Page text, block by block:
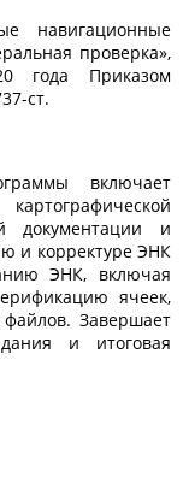
навигационные
проверка»,
года Приказом
ст.
включает
документации и
и корректуре ЭНК
ЭНК, включая
ячеек,
Завершает
и итоговая